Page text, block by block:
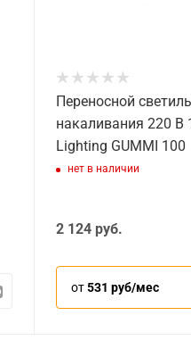
Переносной
накаливания 220 В
Lighting GUMMI 100
нет в наличии
2 124 руб.
от531 руб/мес